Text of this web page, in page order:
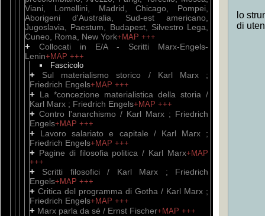
Viani, Lomellini, Madrid, Chicago, Pompei,
Aborigeni d'Australia, Sud-est americano,
Jugoslavia, Paestum, Budapest, Silvestro Lega,
Cuneo, Roma, New York+MAP +++
+ Collocati in E/A - Scritti Marx-Engels-
Lenin+MAP +++
Fascicolo
+ Sul materialismo storico / Karl Marx ;
Friedrich Engels+MAP +++
+ La *concezione materialistica della storia /
Karl Marx ; Friedrich Engels+MAP +++
+ Contro l'anarchismo / Karl Marx ; Friedrich
Engels+MAP +++
+ Lavoro salariato e capitale / Karl Marx ;
Friedrich Engels+MAP +++
+ Pagine di filosofia politica / Karl Marx+MAP
+++
+ Scritti filosofici / Karl Marx ; Friedrich
Engels+MAP +++
+ Critica del programma di Gotha / Karl Marx ;
Friedrich Engels+MAP +++
+ Marx parla da sé / Ernst Fischer+MAP +++
lo
di